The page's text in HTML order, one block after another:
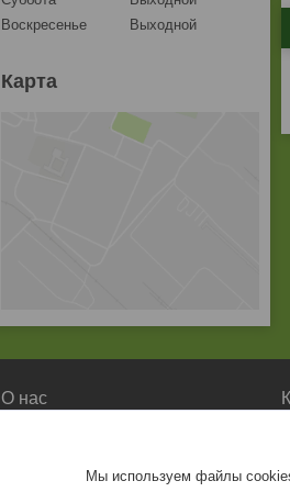
Воскресенье
Выходной
Карта
О нас
Мы используем файлы